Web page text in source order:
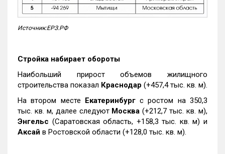
Источник:ЕРЗ.РФ
Стройка набирает обороты
Наибольший прирост объемов жилищного
строительства показал Краснодар (+457,4 тыс. кв. м).
На втором месте Екатеринбургс ростом на 350,3
тыс. кв. м, далее следуют Москва (+212,7 тыс. кв. м),
Энгельс (Саратовская область, +158,3 тыс. кв. м) и
Аксай в Ростовской области (+128,0 тыс. кв. м).